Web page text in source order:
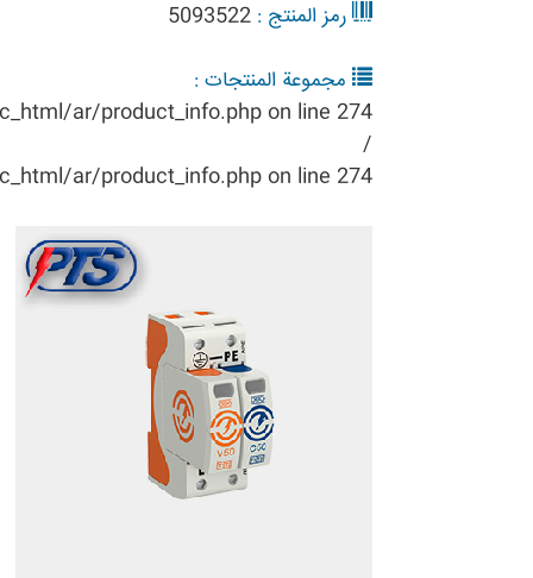
رمز المنتج : 5093522
مجموعة المنتجات :
ar/product_info.php on line 274
/
ar/product_info.php on line 274